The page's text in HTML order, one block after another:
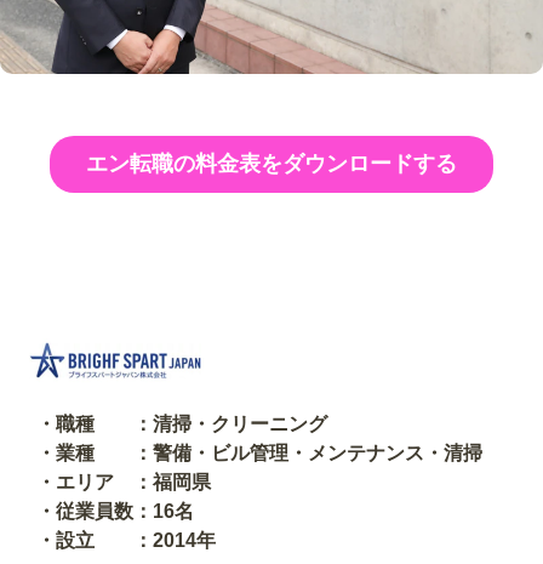
エン転職の料金表をダウンロードする
・職種 ：清掃・クリーニング
・業種 ：警備・ビル管理・メンテナンス・清掃
・エリア ：福岡県
・従業員数：16名
・設立 ：2014年